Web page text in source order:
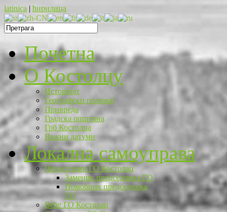
latinica | ћирилица
Почетна
O Костолцу
Историјат
Географски положај
Привреда
Градска општина
Грб Костолца
Важни датуми
Локална самоуправа
Председник ГО Костолац
Заменик председника ГО
Помоћник председника
ГО
Веће ГО Костолац